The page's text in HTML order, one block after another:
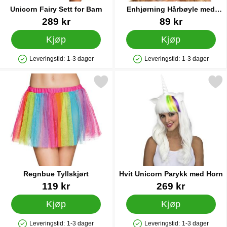
Unicorn Fairy Sett for Barn
Varenummer 22926
289 kr
Kjøp
Produkttilgjengelighet: På lager
Leveringstid: 1-3 dager
Enhjørning Hårbøyle med
Rosa Blomster
Varenummer 15465
89 kr
Kjøp
Produkttilgjengelighet: På lager
Leveringstid: 1-3 dager
Regnbue Tyllskjørt
Varenummer 15439
119 kr
Kjøp
Leveringstid: 1-3 dager
Merk regnbue Tyllskjørt som favoritt
Hvit Unicorn Parykk med Horn
Varenummer 18255
269 kr
Kjøp
Leveringstid: 1-3 dager
Merk hvit Unicorn Parykk